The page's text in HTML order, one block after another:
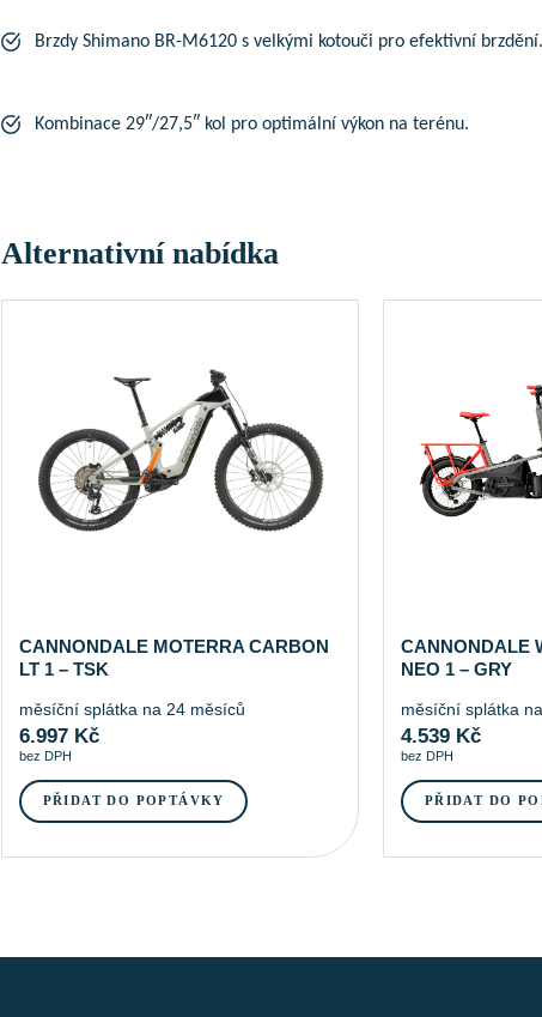
Brzdy Shimano BR-M6120 s velkými kotouči pro efektivní brzdění.
Kombinace 29″/27,5″ kol pro optimální výkon na terénu.
Alternativní nabídka
CANNONDALE MOTERRA CARBON
LT 1 – TSK
měsíční splátka na 24 měsíců
6.997 Kč
bez DPH
PŘIDAT DO POPTÁVKY
CANNONDALE
NEO 1 – GRY
měsíční splátka
4.539 Kč
bez DPH
PŘIDAT DO